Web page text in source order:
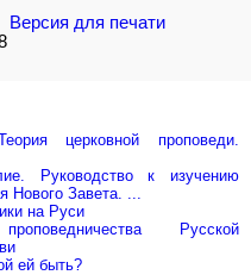
Версия для печати
церковной проповеди.
Руководство к изучению
Нового Завета. ...
на Руси
Русской
ей быть?